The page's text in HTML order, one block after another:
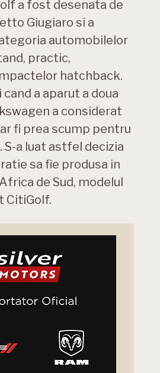
a fost desenata de
Giugiaro si a
automobilelor
practic,
hatchback.
a aparut a doua
a considerat
fi prea scump pentru
a luat astfel decizia
sa fie produsa in
de Sud, modelul
CitiGolf.